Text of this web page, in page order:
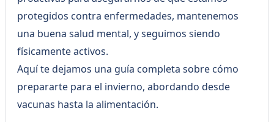
protegidos contra enfermedades, mantenemos
una buena salud mental, y seguimos siendo
físicamente activos.
Aquí te dejamos una guía completa sobre cómo
prepararte para el invierno, abordando desde
vacunas hasta la alimentación.